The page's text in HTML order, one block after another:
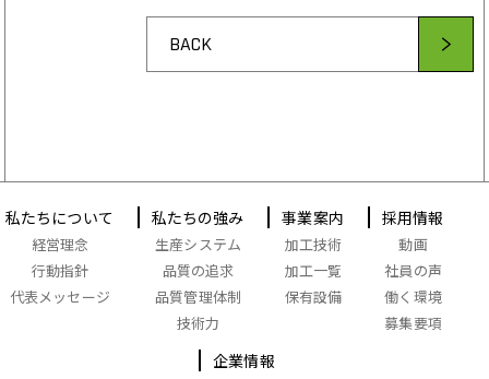
BACK
私たちについて
経営理念
行動指針
代表メッセージ
私たちの強み
生産システム
品質の追求
品質管理体制
技術力
事業案内
加工技術
加工一覧
保有設備
採用情報
動画
社員の声
働く環境
募集要項
企業情報